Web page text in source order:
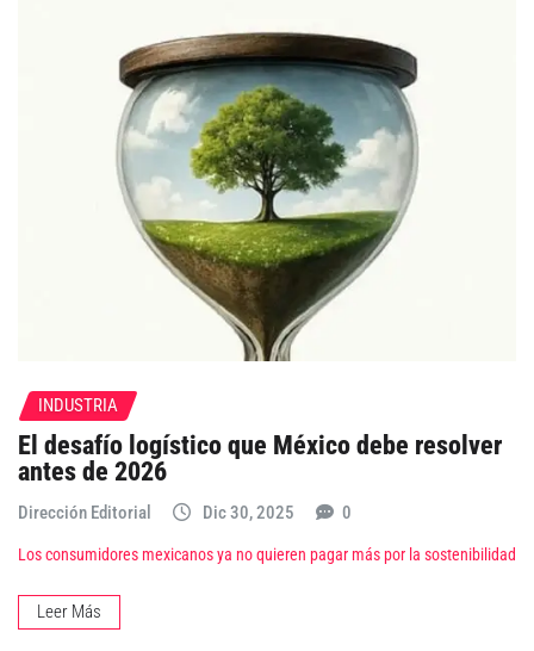
INDUSTRIA
El desafío logístico que México debe resolver
antes de 2026
Dirección Editorial Dic 30, 2025 0
Los consumidores mexicanos ya no quieren pagar más por la sostenibilidad
Leer Más